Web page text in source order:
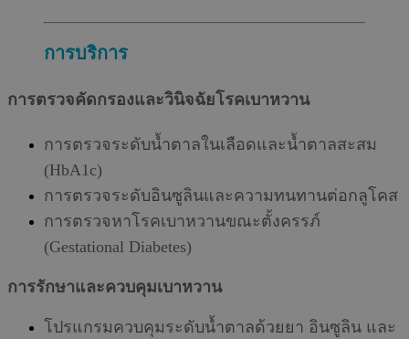
การบริการ
การตรวจคัดกรองและวินิจฉัยโรคเบาหวาน
การตรวจระดับน้ำตาลในเลือดและน้ำตาลสะสม
(HbA1c)
การตรวจระดับอินซูลินและความทนทานต่อกลูโคส
การตรวจหาโรคเบาหวานขณะตั้งครรภ์
(Gestational Diabetes)
การรักษาและควบคุมเบาหวาน
โปรแกรมควบคุมระดับน้ำตาลด้วยยา อินซูลิน และ